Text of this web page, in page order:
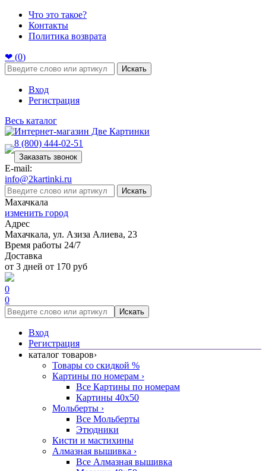
Что это такое?
Контакты
Политика возврата
❤ (0)
Искать
Вход
Регистрация
Весь каталог
8 (800) 444-02-51
Заказать звонок
E-mail:
info@2kartinki.ru
Искать
Махачкала
изменить город
Адрес
Махачкала, ул. Азиза Алиева, 23
Время работы 24/7
Доставка
от 3 дней от 170 руб
0
0
Искать
Вход
Регистрация
каталог товаров›
Товары со скидкой %
Картины по номерам ›
Все Картины по номерам
Картины 40x50
Мольберты ›
Все Мольберты
Этюдники
Кисти и мастихины
Алмазная вышивка ›
Все Алмазная вышивка